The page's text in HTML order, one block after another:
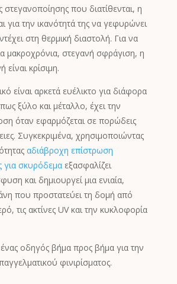
στεγανοποίησης που διατίθενται, η
για την ικανότητά της να γεφυρώνει
στη θερμική διαστολή. Για να
μακροχρόνια, στεγανή σφράγιση, η
κρίσιμη.
είναι αρκετά ευέλικτο για διάφορα
ξύλο και μέταλλο, έχει την
όταν εφαρμόζεται σε πορώδεις
Συγκεκριμένα, χρησιμοποιώντας
αδιάβροχη επίστρωση
σκυρόδεμαεξασφαλίζει
και δημιουργεί μια ενιαία,
που προστατεύει τη δομή από
τις ακτίνες UV και την κυκλοφορία
οδηγός βήμα προς βήμα για την
φινιρίσματος.